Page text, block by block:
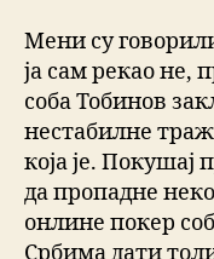
Мени су
ја сам рекао не,
соба Тобинов
нестабилне
која је. Покушај
да пропадне
онлине покер